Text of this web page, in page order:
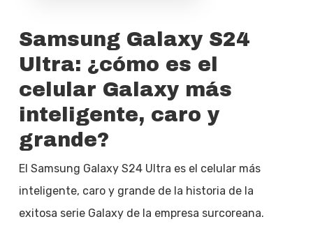
Samsung Galaxy S24
Ultra: ¿cómo es el
celular Galaxy más
inteligente, caro y
grande?
El Samsung Galaxy S24 Ultra es el celular más
inteligente, caro y grande de la historia de la
exitosa serie Galaxy de la empresa surcoreana.